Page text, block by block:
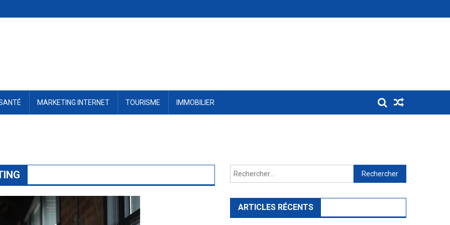
MARKETING INTERNET TOURISME IMMOBILIER
Rechercher :
ARTICLES RÉCENTS